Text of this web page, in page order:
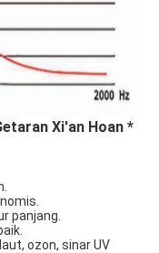
Xi'an Hoan *
panjang.
ozon, sinar UV